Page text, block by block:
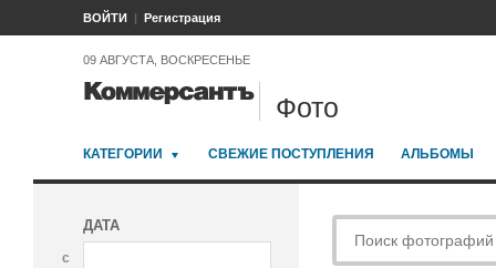
ВОЙТИ Регистрация
09 АВГУСТА, ВОСКРЕСЕНЬЕ
Фото
КАТЕГОРИИ СВЕЖИЕ ПОСТУПЛЕНИЯ АЛЬБОМЫ
ДАТА
с